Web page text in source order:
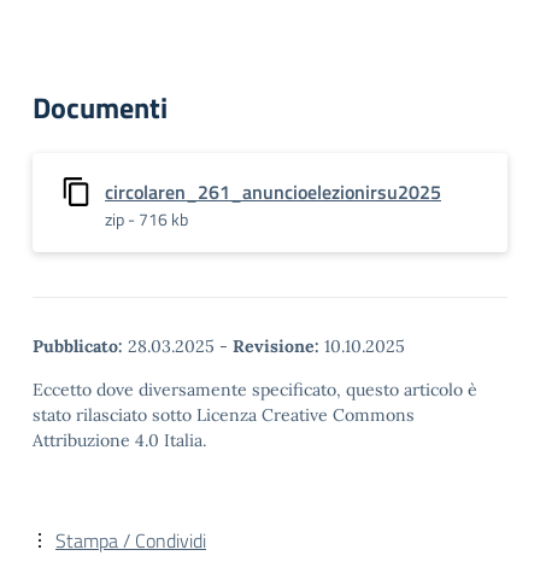
Documenti
circolaren_261_anuncioelezionirsu2025
zip - 716 kb
Pubblicato: 28.03.2025 - Revisione: 10.10.2025
Eccetto dove diversamente specificato, questo articolo è
stato rilasciato sotto Licenza Creative Commons
Attribuzione 4.0 Italia.
Stampa / Condividi